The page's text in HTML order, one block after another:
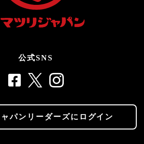
公式SNS
パンリーダーズにログイン